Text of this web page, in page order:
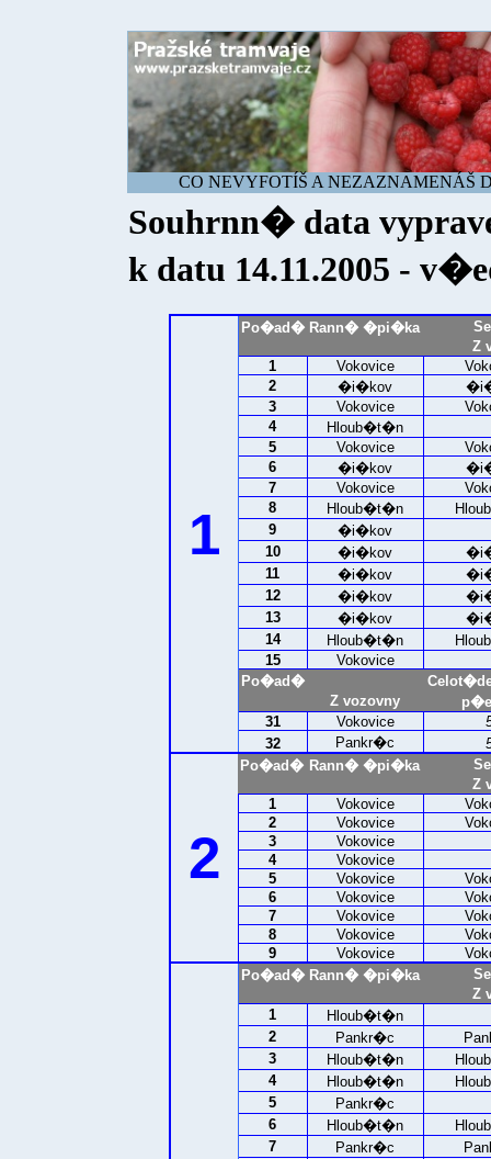
CO NEVYFOTÍŠ A NEZAZNAMENÁŠ
Souhrnn� data
k datu 14.11.2005 -
1
Po�ad� Rann� �pi�ka
Z
1
Vokovice
2
�i�kov
3
Vokovice
4
Hloub�t�n
5
Vokovice
6
�i�kov
7
Vokovice
8
Hloub�t�n
9
�i�kov
10
�i�kov
11
�i�kov
12
�i�kov
13
�i�kov
14
Hloub�t�n
15
Vokovice
Po�ad�
Z vozovny
31
Vokovice
32
Pankr�c
2
Po�ad� Rann� �pi�ka
Z
1
Vokovice
2
Vokovice
3
Vokovice
4
Vokovice
5
Vokovice
6
Vokovice
7
Vokovice
8
Vokovice
9
Vokovice
Po�ad� Rann� �pi�ka
Z
1
Hloub�t�n
2
Pankr�c
3
Hloub�t�n
4
Hloub�t�n
5
Pankr�c
6
Hloub�t�n
7
Pankr�c